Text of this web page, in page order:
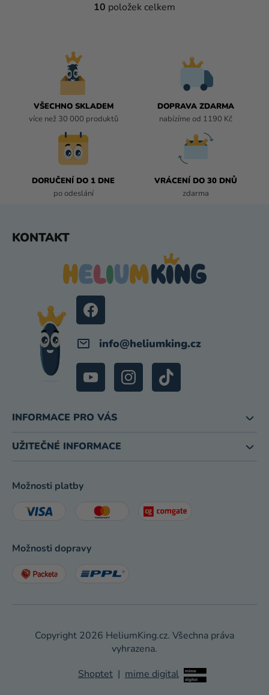
O
10 položek celkem
VŠECHNO SKLADEM
více než 30 000 produktů
DOPRAVA ZDARMA
nabízíme od 1190 Kč
DORUČENÍ DO 1 DNE
po odeslání
VRÁCENÍ DO 30 DNŮ
zdarma
KONTAKT
info@heliumking.cz
INFORMACE PRO VÁS
UŽITEČNÉ INFORMACE
Možnosti platby
Možnosti dopravy
Shoptet | mime digital
Copyright 2026 HeliumKing.cz. Všechna práva
vyhrazena.